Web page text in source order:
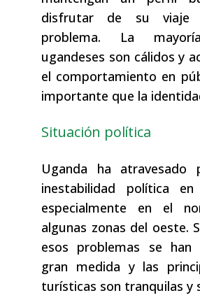
disfrutar de su viaje
problema. La
ugandeses son cálidos y
el comportamiento en
importante que la
Situación política
Uganda ha atravesado
inestabilidad política
especialmente en el
algunas zonas del oeste.
esos problemas se han
gran medida y las
turísticas son tranquilas y